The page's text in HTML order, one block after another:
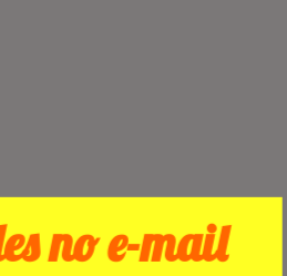
no e-mail